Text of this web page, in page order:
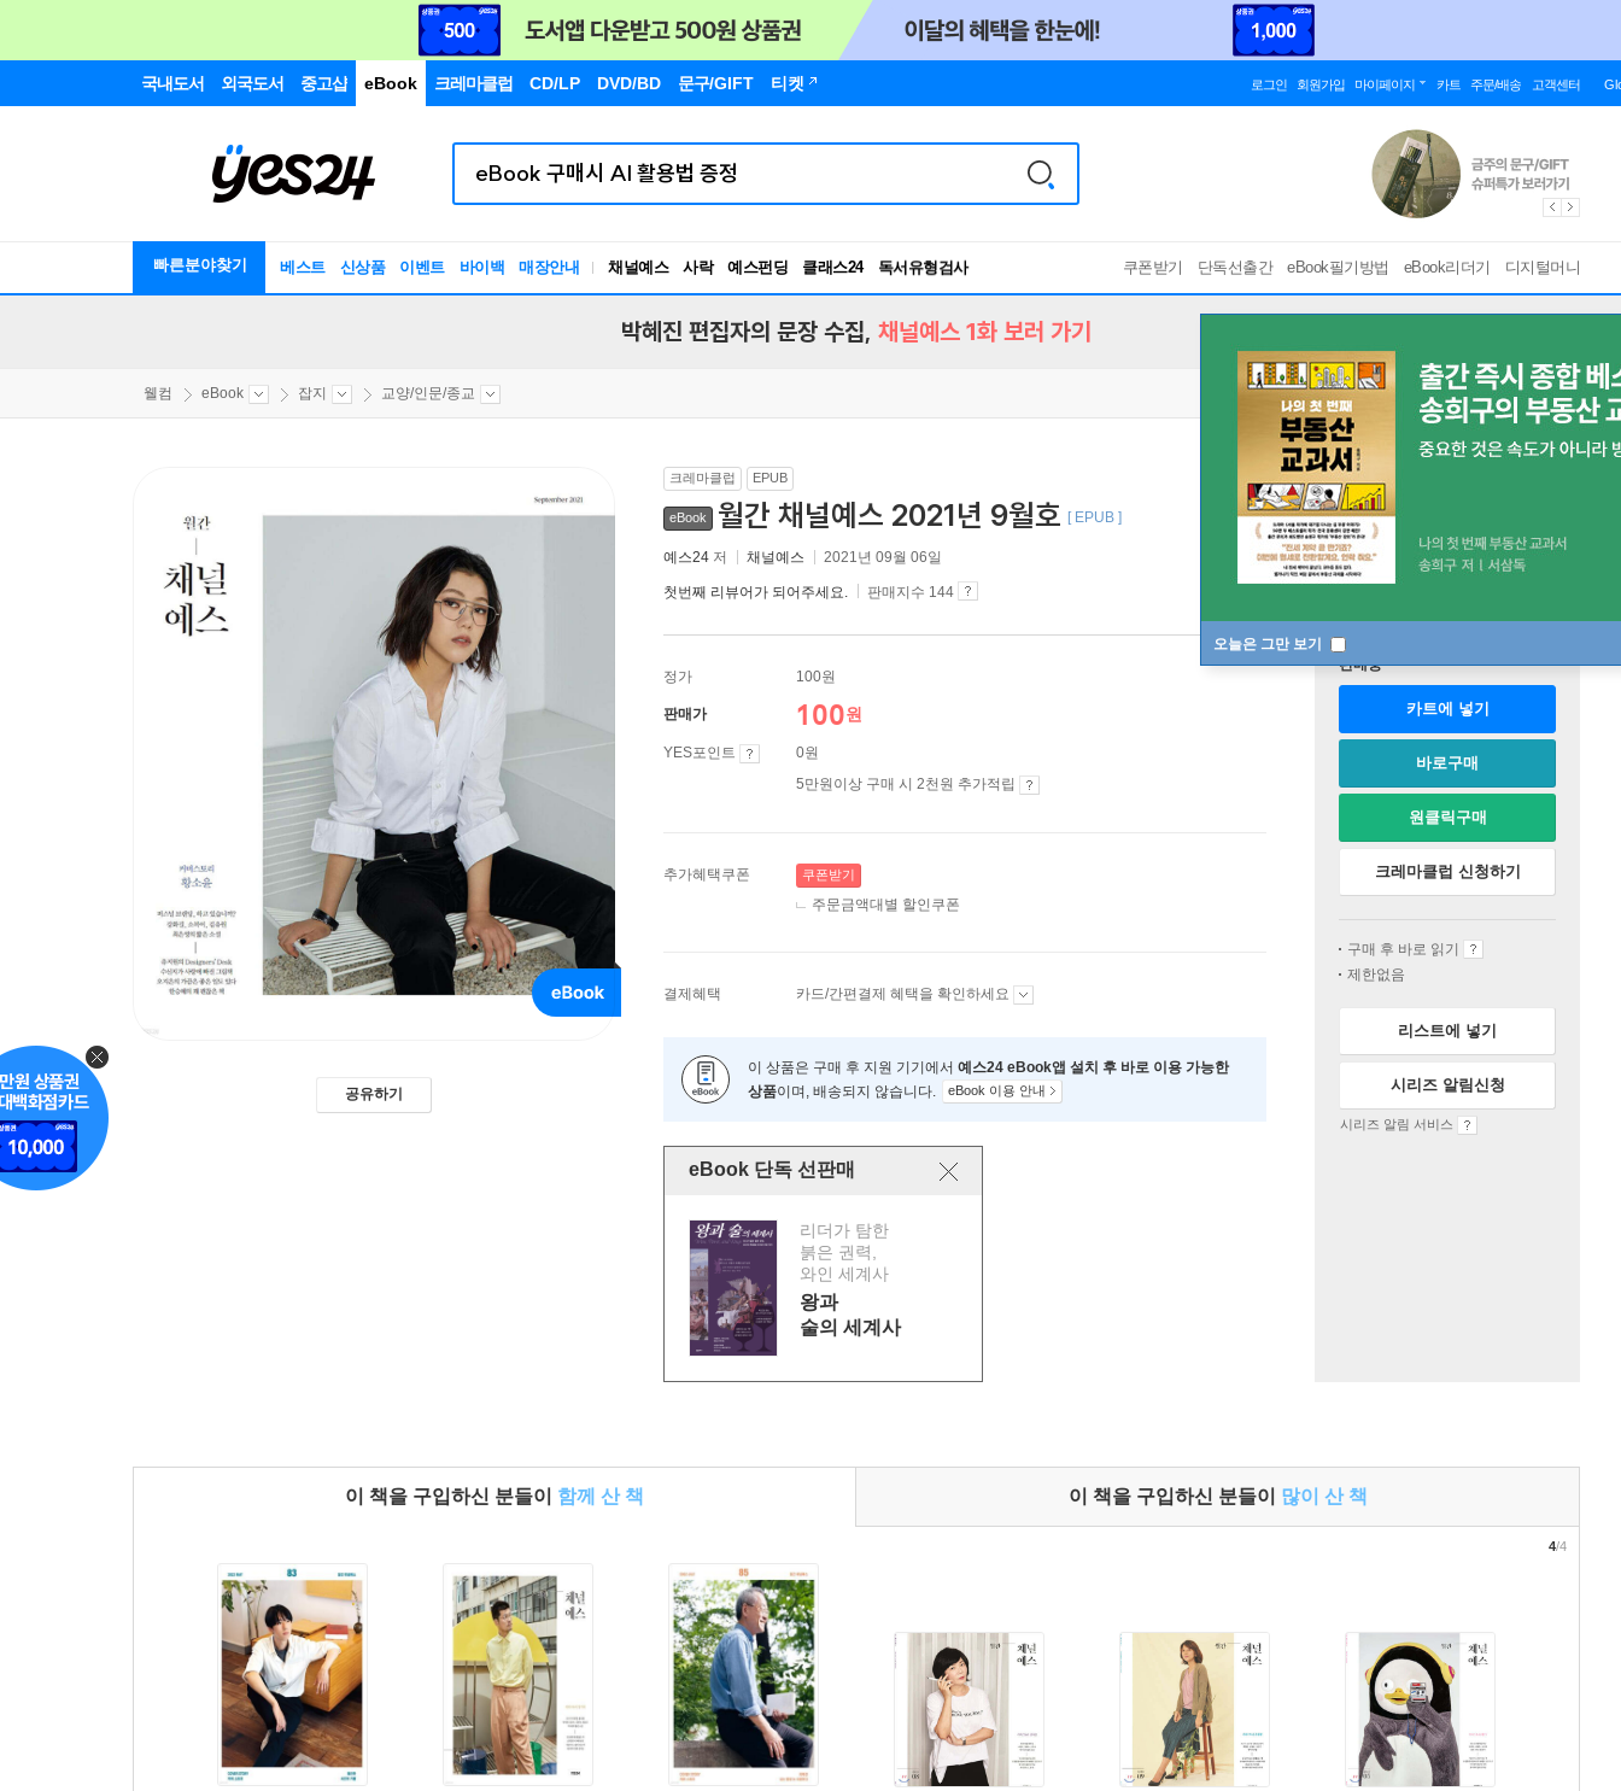
국내도서 외국도서 중고샵 eBook 크레마클럽 CD/LP DVD/BD 문구/GIFT 티켓 로그인 회원가입 마이페이지 카트 주문/배송 고객센터
빠른분야찾기 베스트 신상품 이벤트 바이백 매장안내 채널예스 사락 예스펀딩 클래스24
독서유형검사
RBTI Lab
쿠폰받기 단독선출간 eBook필기방법 eBook리더기 디지털머니
오늘은 그만 보기
박혜진 편집자의 문장 수집, 채널예스 1화 보러 가기
웰컴 eBook 잡지 교양/인문/종교
공유하기
크레마클럽 EPUB
eBook 월간 채널예스 2021년 9월호 [ EPUB ]
예스24 저 채널예스 2021년 09월 06일
첫번째 리뷰어가 되어주세요. 판매지수 144
정가 100원
판매가 100원
YES포인트
0원
5만원이상 구매 시 2천원 추가적립
추가혜택쿠폰 쿠폰받기
주문금액대별 할인쿠폰
결제혜택 카드/간편결제 혜택을 확인하세요
이 상품은 구매 후 지원 기기에서 예스24 eBook앱 설치 후 바로 이용 가능한
상품이며, 배송되지 않습니다. eBook 이용 안내
eBook 단독 선판매
리더가 탐한
붉은 권력,
와인 세계사
왕과
술의 세계사
판매중
카트에 넣기
바로구매
원클릭구매
크레마클럽 신청하기
구매 후 바로 읽기
제한없음
리스트에 넣기
시리즈 알림신청
시리즈 알림 서비스
이 책을 구입하신 분들이 함께 산 책 이 책을 구입하신 분들이 많이 산 책
4/4